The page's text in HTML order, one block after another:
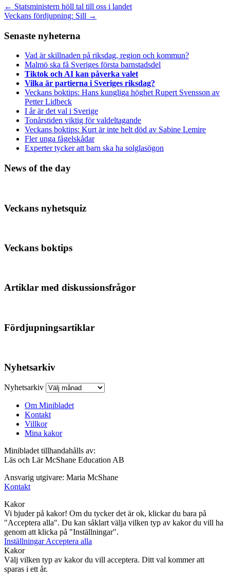
← Statsministern höll tal till oss i landet
Veckans fördjupning: Sill →
Senaste nyheterna
Vad är skillnaden på riksdag, region och kommun?
Malmö ska få Sveriges första barnstadsdel
Tiktok och AI kan påverka valet
Vilka är partierna i Sveriges riksdag?
Veckans boktips: Hans kungliga höghet Rupert Svensson av
Petter Lidbeck
I år är det val i Sverige
Tonårstiden viktig för valdeltagande
Veckans boktips: Kurt är inte helt död av Sabine Lemire
Fler unga fågelskådar
Experter tycker att barn ska ha solglasögon
News of the day
Veckans nyhetsquiz
Veckans boktips
Artiklar med diskussionsfrågor
Fördjupningsartiklar
Nyhetsarkiv
Nyhetsarkiv
Om Minibladet
Kontakt
Villkor
Mina kakor
Minibladet tillhandahålls av:
Läs och Lär McShane Education AB
Ansvarig utgivare: Maria McShane
Kontakt
Kakor
Vi bjuder på kakor! Om du tycker det är ok, klickar du bara på
"Acceptera alla". Du kan såklart välja vilken typ av kakor du vill ha
genom att klicka på "Inställningar".
InställningarAcceptera alla
Kakor
Välj vilken typ av kakor du vill acceptera. Ditt val kommer att
sparas i ett år.